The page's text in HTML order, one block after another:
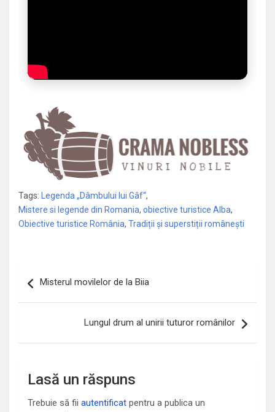
Tags: Legenda „Dâmbului lui Gâf“,
Mistere si legende din Romania, obiective turistice Alba,
Obiective turistice România, Tradiții și superstiții românești
în
Misterul movilelor de la Biia
Lungul drum al unirii tuturor românilor
Lasă un răspuns
Trebuie să fii autentificat pentru a publica un